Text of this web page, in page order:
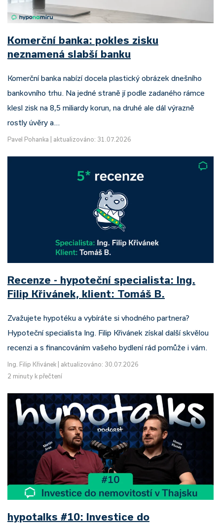
Komerční banka: pokles zisku
neznamená slabší banku
Komerční banka nabízí docela plastický obrázek dnešního
bankovního trhu. Na jedné straně jí podle zadaného rámce
klesl zisk na 8,5 miliardy korun, na druhé ale dál výrazně
rostly úvěry a…
Pavel Pohanka aktualizováno: 31.07.2026
Recenze - hypoteční specialista: Ing.
Filip Křivánek, klient: Tomáš B.
Zvažujete hypotéku a vybíráte si vhodného partnera?
Hypoteční specialista Ing. Filip Křivánek získal další skvělou
recenzi a s financováním vašeho bydlení rád pomůže i vám.
Ing. Filip Křivánek
aktualizováno: 30.07.2026
2 minuty k přečtení
hypotalks #10: Investice do